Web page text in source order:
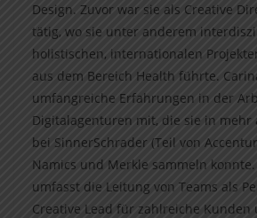
Design. Zuvor war sie als Creative
tätig, wo sie unter anderem
holistischen, internationalen
aus dem Bereich Health führte.
umfangreiche Erfahrungen in der
Digitalagenturen mit, die sie in mehr
bei SinnerSchrader (Teil von
Namics und Merkle sammeln
umfasst die Leitung von Teams als
Creative Lead für zahlreiche Kunden